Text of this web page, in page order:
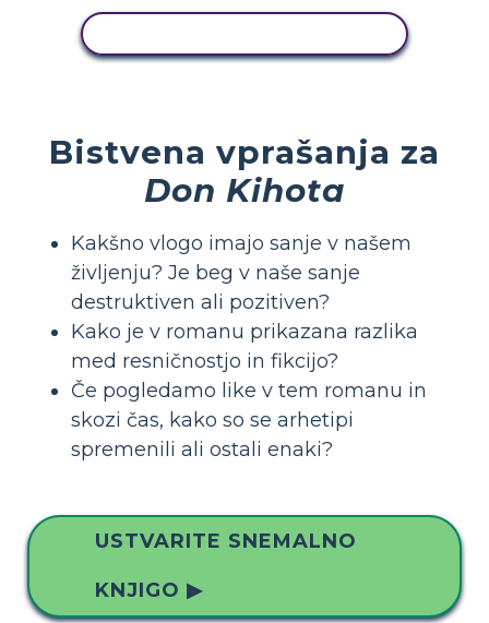
Bistvena vprašanja za
Don Kihota
Kakšno vlogo imajo sanje v našem
življenju? Je beg v naše sanje
destruktiven ali pozitiven?
Kako je v romanu prikazana razlika
med resničnostjo in fikcijo?
Če pogledamo like v tem romanu in
skozi čas, kako so se arhetipi
spremenili ali ostali enaki?
USTVARITE SNEMALNO
KNJIGO ▶